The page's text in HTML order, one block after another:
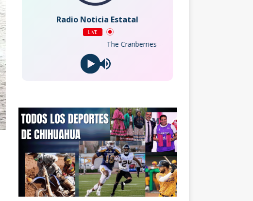
Radio Noticia Estatal
LIVE
The Cranberries - Ode To My Family